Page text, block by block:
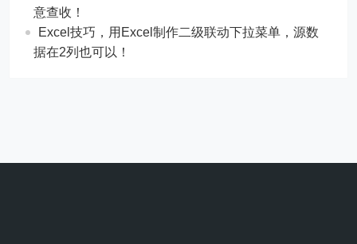
意查收！
Excel技巧，用Excel制作二级联动下拉菜单，源数
据在2列也可以！